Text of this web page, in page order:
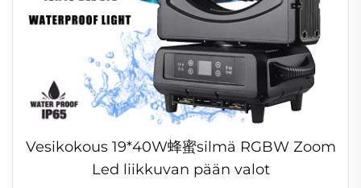
Vesikokous 19*40W蜂蜜silmä RGBW Zoom
Led liikkuvan pään valot